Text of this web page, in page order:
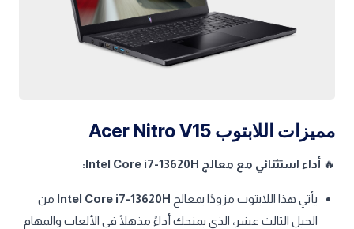
مميزات اللابتوب Acer Nitro V15
🔥 أداء استثنائي مع معالج Intel Core i7-13620H:
يأتي هذا اللابتوب مزودًا بمعالج Intel Core i7-13620H من
الجيل الثالث عشر، الذي يمنحك أداءً مذهلًا في الألعاب والمهام